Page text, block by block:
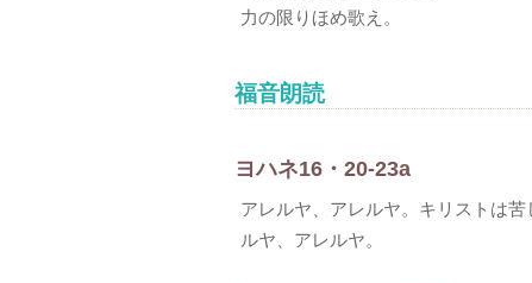
力の限りほめ歌え。
福音朗読
ヨハネ16・20-23a
アレルヤ、アレルヤ。キリストは
ルヤ、アレルヤ。